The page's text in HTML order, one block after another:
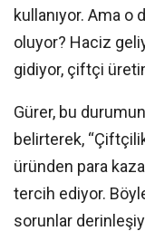
kullanıyor. Ama o
oluyor? Haciz
gidiyor, çiftçi
Gürer, bu durumun
belirterek,
üründen para
tercih ediyor.
sorunlar